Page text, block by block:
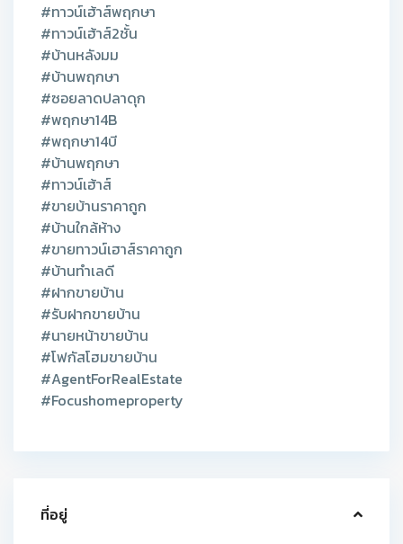
#ทาวน์เฮ้าส์พฤกษา
#ทาวน์เฮ้าส์2ชั้น
#บ้านหลังมม
#บ้านพฤกษา
#ซอยลาดปลาดุก
#พฤกษา14B
#พฤกษา14บี
#บ้านพฤกษา
#ทาวน์เฮ้าส์
#ขายบ้านราคาถูก
#บ้านใกล้ห้าง
#ขายทาวน์เฮาส์ราคาถูก
#บ้านทำเลดี
#ฝากขายบ้าน
#รับฝากขายบ้าน
#นายหน้าขายบ้าน
#โฟกัสโฮมขายบ้าน
#AgentForRealEstate
#Focushomeproperty
ที่อยู่